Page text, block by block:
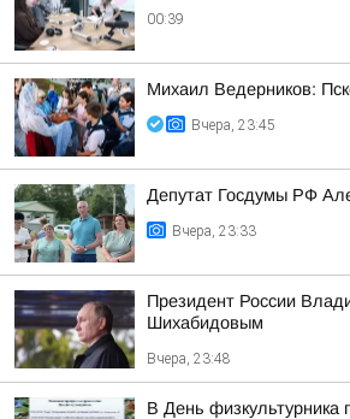
00:39
Михаил Ведерников:
Вчера, 23:45
Депутат Госдумы РФ
Вчера, 23:33
Президент России
Шихабидовым
Вчера, 23:48
В День физкультурника